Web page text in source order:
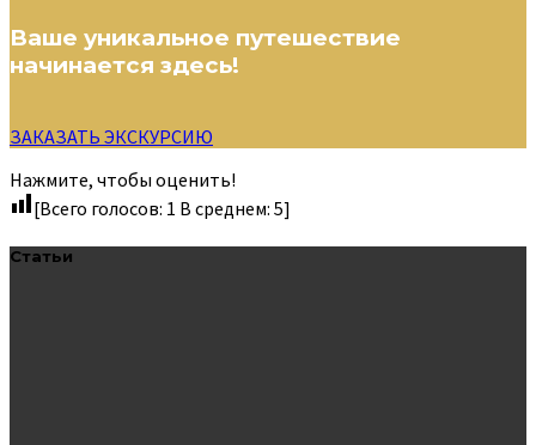
Ваше уникальное путешествие
начинается здесь!
ЗАКАЗАТЬ ЭКСКУРСИЮ
Нажмите, чтобы оценить!
[Всего голосов: 1 В среднем: 5]
Статьи